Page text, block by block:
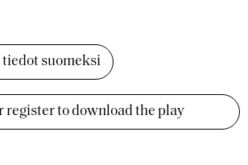
suomeksi
register to download the play